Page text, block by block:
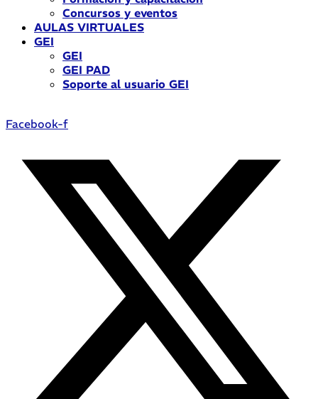
Concursos y eventos
AULAS VIRTUALES
GEI
GEI
GEI PAD
Soporte al usuario GEI
Facebook-f